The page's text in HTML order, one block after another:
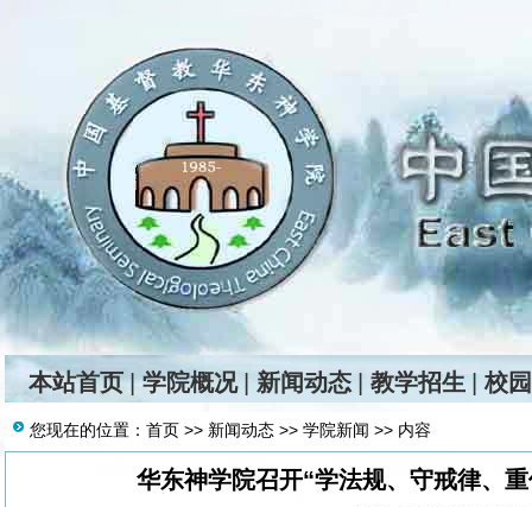
本站首页 |学院概况 新闻动态 教学招生 校
您现在的位置： 首页 >> 新闻动态 >> 学院新闻 >> 内容
华东神学院召开“学法规、守戒律、